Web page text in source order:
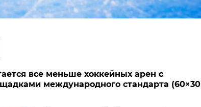
все меньше хоккейных арен с
международного стандарта (60×30